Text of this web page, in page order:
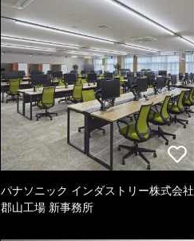
パナソニック インダストリー株式会社
郡山工場 新事務所